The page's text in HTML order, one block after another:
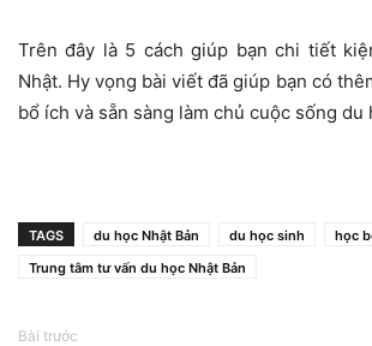
Trên đây là 5 cách giúp bạn chi tiết
Nhật. Hy vọng bài viết đã giúp bạn có
bổ ích và sẵn sàng làm chủ cuộc sống du
TAGS du học Nhật Bản du học sinh
học
Trung tâm tư vấn du học Nhật Bản
Bài trước